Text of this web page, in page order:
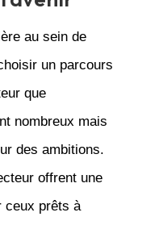
au sein de
un parcours
que
nombreux mais
des ambitions.
offrent une
ceux prêts à